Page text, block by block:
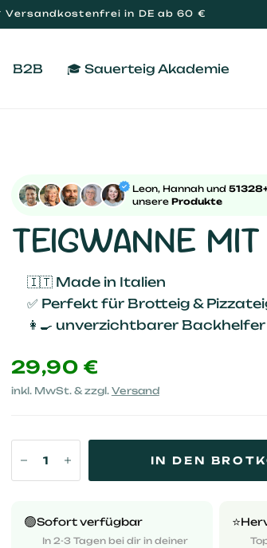
in DE ab 60 €
B2B 🎓 Sauerteig Akademie
Leon, Hannah und
unsere Produkte
TEIGWANNE
🇮🇹 Made in Italien
✅ Perfekt für Brotteig &
👩‍🍳 unverzichtbarer
29,90 €
inkl. MwSt. & zzgl. Versand
IN DEN
🟢Sofort verfügbar
In 2-3 Tagen bei dir in deiner
⭐️